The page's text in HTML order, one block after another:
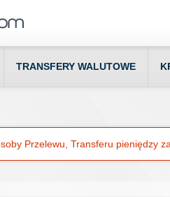
TRANSFERY WALUTOWE
Przelewu, Transferu pieniędzy